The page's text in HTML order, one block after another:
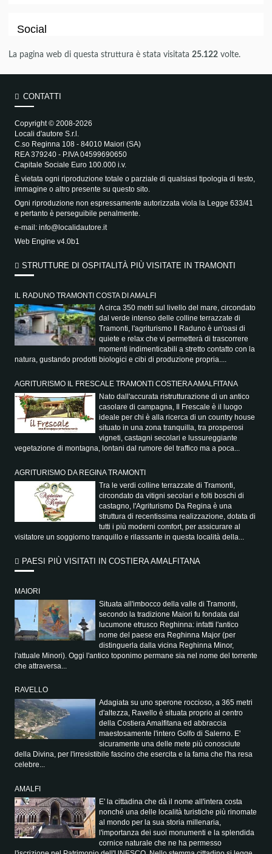
Social
La pagina web di questa struttura è stata visitata 25.122 volte.
CONTATTI
Copyright © 2008-2026
Locali d'autore S.r.l.
C.so Reginna 108 - 84010 Maiori (SA)
REA 379240 - P.IVA 04599690650
Capitale Sociale Euro 100.000 i.v.
È vietata ogni riproduzione totale o parziale di qualsiasi tipologia di testo,
immagine o altro presente su questo sito.
Ogni riproduzione non espressamente autorizzata viola la Legge 633/41
e pertanto è perseguibile penalmente.
e-mail: info@localidautore.it
Web Engine v4.0b1
STRUTTURE DI OSPITALITÀ PIÙ VISITATE IN TRAMONTI
IL RADUNO TRAMONTI COSTA DI AMALFI
A circa 350 metri sul livello del mare, circondato
dal verde intenso delle colline terrazzate di
Tramonti, l'agriturismo Il Raduno è un'oasi di
quiete e relax che vi permetterà di trascorrere
momenti indimenticabili a stretto contatto con la
natura, gustando prodotti biologici e cibi di produzione propria....
AGRITURISMO IL FRESCALE TRAMONTI COSTIERA AMALFITANA
Nato dall'accurata ristrutturazione di un antico
casolare di campagna, Il Frescale è il luogo
ideale per chi è alla ricerca di un country house
situato in una zona tranquilla, tra prosperosi
vigneti, castagni secolari e lussureggiante
vegetazione di montagna, lontani dal rumore del traffico ma a poca...
AGRITURISMO DA REGINA TRAMONTI
Tra le verdi colline terrazzate di Tramonti,
circondato da vitigni secolari e folti boschi di
castagno, l'Agriturismo Da Regina è una
struttura di recentissima realizzazione, dotata di
tutti i più moderni comfort, per assicurare al
visitatore un soggiorno tranquillo e rilassante in questa località della...
PAESI PIÙ VISITATI IN COSTIERA AMALFITANA
MAIORI
Situata all'imbocco della valle di Tramonti,
secondo la tradizione Maiori fu fondata dal
lucumone etrusco Reghinna: infatti l'antico
nome del paese era Reghinna Major (per
distinguerla dalla vicina Reghinna Minor,
l'attuale Minori). Oggi l'antico toponimo permane sia nel nome del torrente
che attraversa...
RAVELLO
Adagiata su uno sperone roccioso, a 365 metri
d'altezza, Ravello è situata proprio al centro
della Costiera Amalfitana ed abbraccia
maestosamente l'intero Golfo di Salerno. E'
sicuramente una delle mete più conosciute
della Divina, per l'irresistibile fascino che esercita e la fama che l'ha resa
celebre...
AMALFI
E' la cittadina che dà il nome all'intera costa
nonché una delle località turistiche più rinomate
al mondo per la sua storia millenaria,
l'importanza dei suoi monumenti e la splendida
cornice naturale che ne ha permesso